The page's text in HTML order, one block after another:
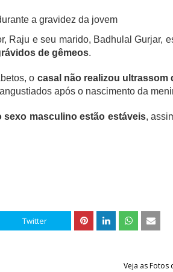
a gravidez da jovem
Raju e seu marido, Badhulal Gurjar,
de gêmeos.
o casal não realizou ultrassom
após o nascimento da
sexo masculino estão estáveis,
Twitter
Veja as Fotos